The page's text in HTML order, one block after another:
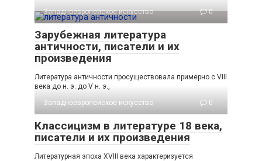
Западноевропейское искусство 0
Зарубежная литература
античности, писатели и их
произведения
Литература античности просуществовала примерно с VIII
века до н. э. до V н. э.,
Западноевропейское искусство
0
Классицизм в литературе 18 века,
писатели и их произведения
Литературная эпоха XVIII века характеризуется